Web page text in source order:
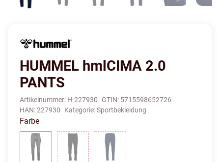
HUMMEL hmlCIMA 2.0
PANTS
Artikelnummer: H-227930 GTIN: 5715598652726
HAN:227930 Kategorie:Sportbekleidung
Farbe